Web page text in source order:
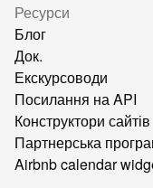
Ресурси
Блог
Док.
Екскурсоводи
Посилання на API
Конструктори сайтів
Партнерська
Airbnb calendar